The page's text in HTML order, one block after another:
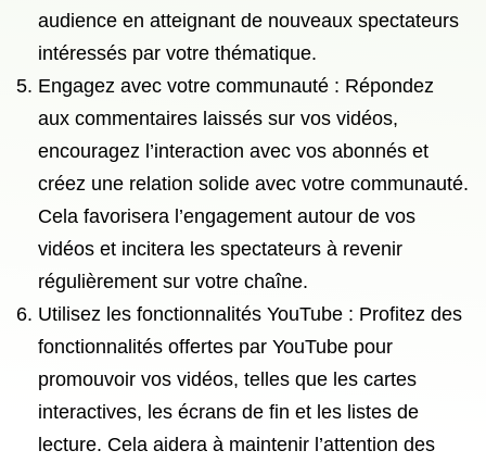
audience en atteignant de nouveaux spectateurs
intéressés par votre thématique.
Engagez avec votre communauté : Répondez
aux commentaires laissés sur vos vidéos,
encouragez l’interaction avec vos abonnés et
créez une relation solide avec votre communauté.
Cela favorisera l’engagement autour de vos
vidéos et incitera les spectateurs à revenir
régulièrement sur votre chaîne.
Utilisez les fonctionnalités YouTube : Profitez des
fonctionnalités offertes par YouTube pour
promouvoir vos vidéos, telles que les cartes
interactives, les écrans de fin et les listes de
lecture. Cela aidera à maintenir l’attention des